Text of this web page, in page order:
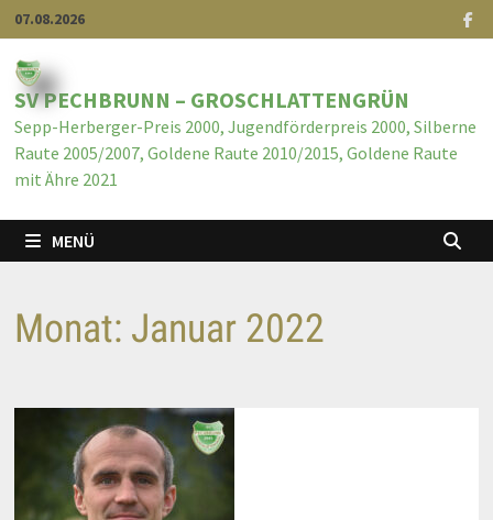
07.08.2026
SV PECHBRUNN – GROSCHLATTENGRÜN
Sepp-Herberger-Preis 2000, Jugendförderpreis 2000, Silberne
Raute 2005/2007, Goldene Raute 2010/2015, Goldene Raute
mit Ähre 2021
MENÜ
Monat: Januar 2022